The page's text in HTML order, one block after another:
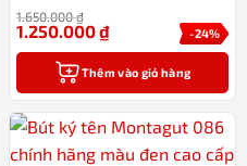
Hy Lạp
1.650.000₫
-24%
1.250.000₫
Thêm vào giỏ hàng